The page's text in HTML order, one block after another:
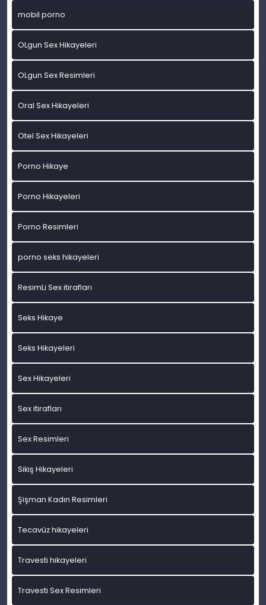
mobil porno
OLgun Sex Hikayeleri
OLgun Sex Resimleri
Oral Sex Hikayeleri
Otel Sex Hikayeleri
Porno Hikaye
Porno Hikayeleri
Porno Resimleri
porno seks hikayeleri
ResimLi Sex itirafları
Seks Hikaye
Seks Hikayeleri
Sex Hikayeleri
Sex itirafları
Sex Resimleri
Sikiş Hikayeleri
Şişman Kadın Resimleri
Tecavüz hikayeleri
Travesti hikayeleri
Travesti Sex Resimleri